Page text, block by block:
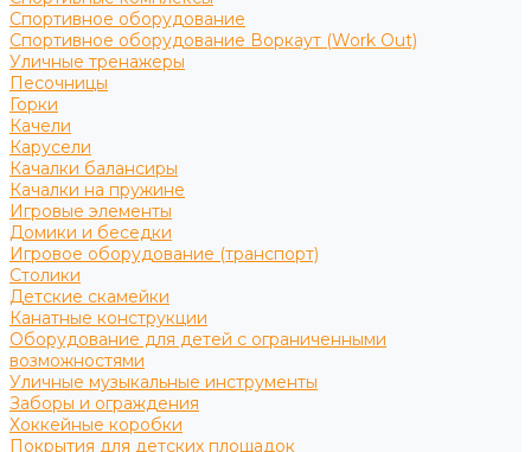
Спортивное оборудование
Спортивное оборудование Воркаут (Work Out)
Уличные тренажеры
Песочницы
Горки
Качели
Карусели
Качалки балансиры
Качалки на пружине
Игровые элементы
Домики и беседки
Игровое оборудование (транспорт)
Столики
Детские скамейки
Канатные конструкции
Оборудование для детей с ограниченными
возможностями
Уличные музыкальные инструменты
Заборы и ограждения
Хоккейные коробки
Покрытия для детских площадок